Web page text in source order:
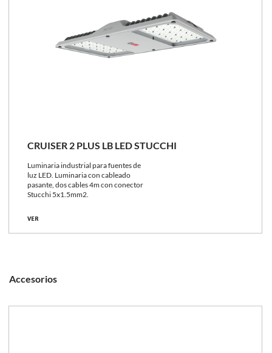
CRUISER 2 PLUS LB LED STUCCHI
Luminaria industrial para fuentes de
luz LED. Luminaria con cableado
pasante, dos cables 4m con conector
Stucchi 5x1.5mm2.
VER
Accesorios